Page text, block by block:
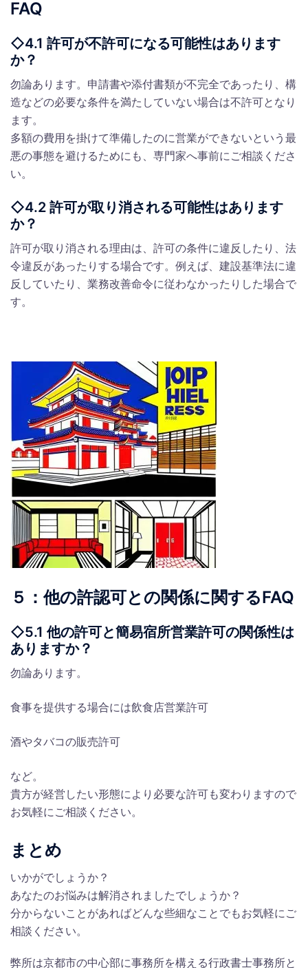
FAQ
◇4.1 許可が不許可になる可能性はあります
か？
勿論あります。申請書や添付書類が不完全であったり、構
造などの必要な条件を満たしていない場合は不許可となり
ます。
多額の費用を掛けて準備したのに営業ができないという最
悪の事態を避けるためにも、専門家へ事前にご相談くださ
い。
◇4.2 許可が取り消される可能性はあります
か？
許可が取り消される理由は、許可の条件に違反したり、法
令違反があったりする場合です。例えば、建設基準法に違
反していたり、業務改善命令に従わなかったりした場合で
す。
５：他の許認可との関係に関するFAQ
◇5.1 他の許可と簡易宿所営業許可の関係性は
ありますか？
勿論あります。
食事を提供する場合には飲食店営業許可
酒やタバコの販売許可
など。
貴方が経営したい形態により必要な許可も変わりますので
お気軽にご相談ください。
まとめ
いかがでしょうか？
あなたのお悩みは解消されましたでしょうか？
分からないことがあればどんな些細なことでもお気軽にご
相談ください。
弊所は京都市の中心部に事務所を構える行政書士事務所と